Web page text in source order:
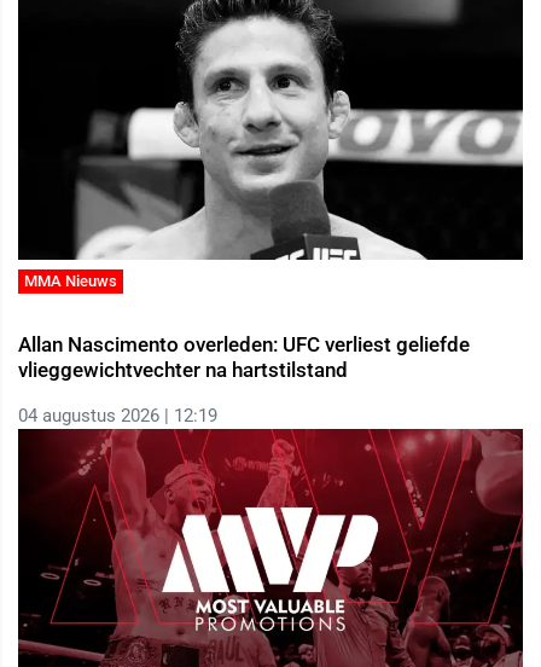
MMA Nieuws
Allan Nascimento overleden: UFC verliest geliefde
vlieggewichtvechter na hartstilstand
04 augustus 2026 | 12:19